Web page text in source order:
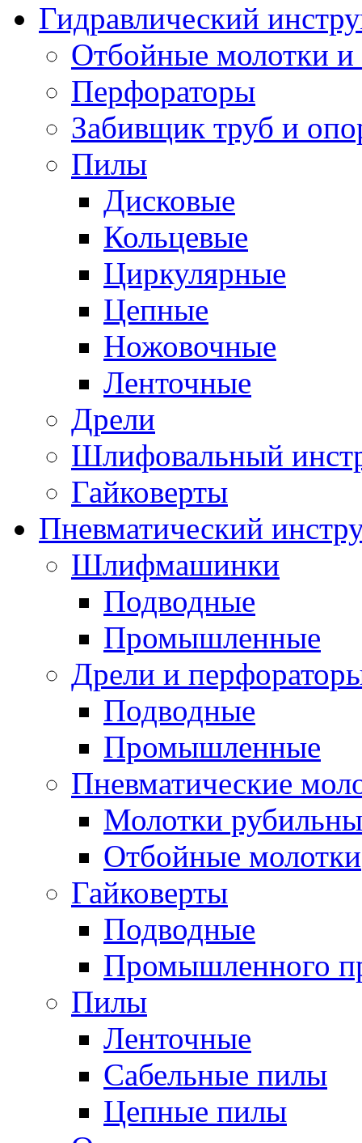
Гидравлический
Отбойные молотки
Перфораторы
Забивщик труб и
Пилы
Дисковые
Кольцевые
Циркулярные
Цепные
Ножовочные
Ленточные
Дрели
Шлифовальный
Гайковерты
Пневматический
Шлифмашинки
Подводные
Промышленные
Дрели и
Подводные
Промышленные
Пневматические
Молотки
Отбойные молотки
Гайковерты
Подводные
Промышленного
Пилы
Ленточные
Сабельные пилы
Цепные пилы